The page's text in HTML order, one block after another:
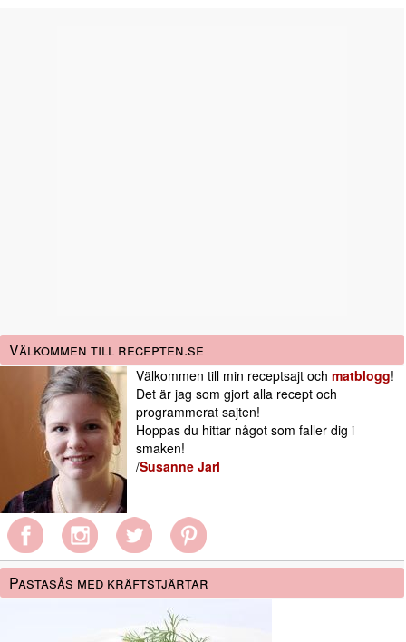
Välkommen till recepten.se
Välkommen till min receptsajt och matblogg!
Det är jag som gjort alla recept och
programmerat sajten!
Hoppas du hittar något som faller dig i
smaken!
/Susanne Jarl
Pastasås med kräftstjärtar